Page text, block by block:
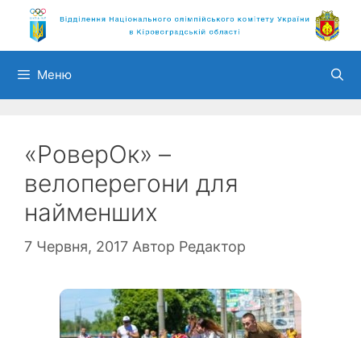
Перейти
вмісту
Меню
«РоверОк» –
велоперегони для
найменших
7 Червня, 2017 Автор Редактор